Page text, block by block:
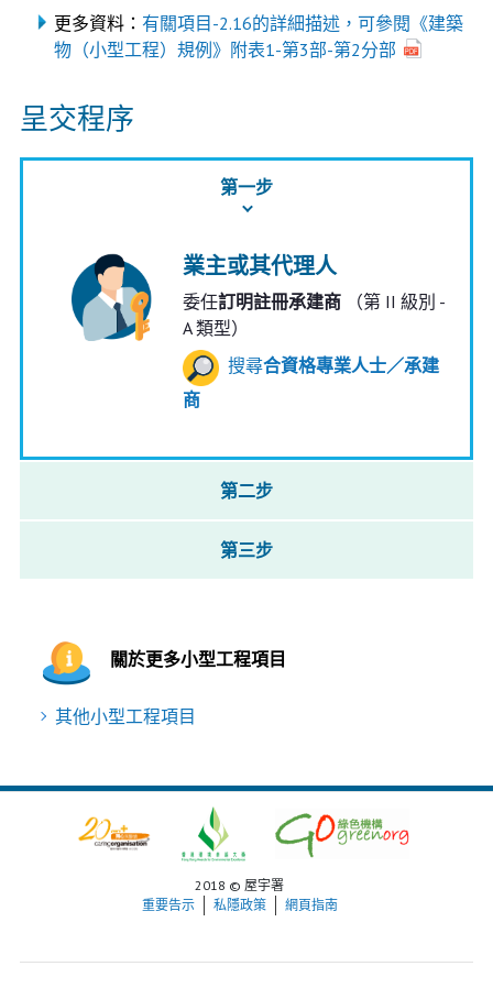
更多資料： 有關項目-2.16的詳細描述，可參閱《建築
物（小型工程）規例》附表1-第3部-第2分部
呈交程序
第一步
業主或其代理人
委任訂明註冊承建商（第 II 級別 -
A 類型）
搜尋合資格專業人士／承建
商
第二步
第三步
關於更多小型工程項目
其他小型工程項目
2018 © 屋宇署
重要告示
私隱政策 網頁指南